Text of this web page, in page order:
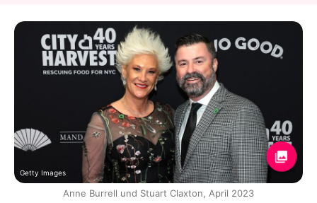
Getty Images
Anne Burrell und Stuart Claxton, April 2023